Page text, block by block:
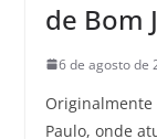
de Bom
6 de agosto de
Originalmente
Paulo, onde